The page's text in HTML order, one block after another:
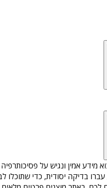
מידע אמין ונגיש על
בדיקה יסודית, כדי שתוכלו